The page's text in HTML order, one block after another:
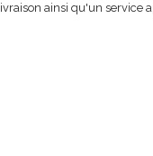
ainsi qu'un service